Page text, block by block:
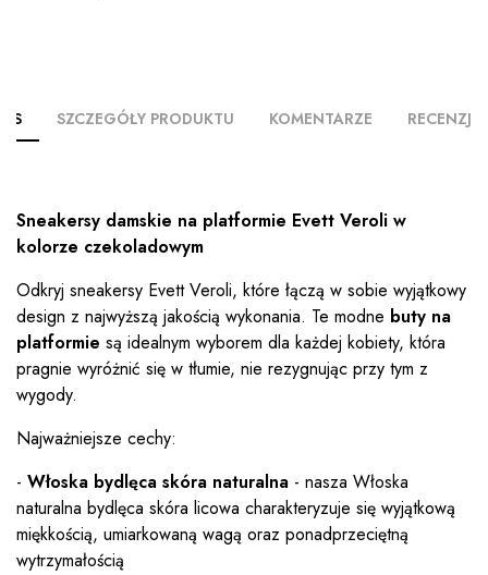
SZCZEGÓŁY PRODUKTU KOMENTARZE RECENZJE
Sneakersy damskie na platformie Evett Veroli w
kolorze czekoladowym
Odkryj sneakersy Evett Veroli, które łączą w sobie wyjątkowy
design z najwyższą jakością wykonania. Te modne buty na
platformie są idealnym wyborem dla każdej kobiety, która
pragnie wyróżnić się w tłumie, nie rezygnując przy tym z
wygody.
Najważniejsze cechy:
- Włoska bydlęca skóra naturalna - nasza Włoska
naturalna bydlęca skóra licowa charakteryzuje się wyjątkową
miękkością, umiarkowaną wagą oraz ponadprzeciętną
wytrzymałością